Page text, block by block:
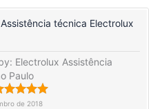
Assistência técnica Electrolux
Electrolux Assistência
Paulo
de 2018